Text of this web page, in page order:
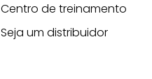
Centro de treinamento
Seja um distribuidor